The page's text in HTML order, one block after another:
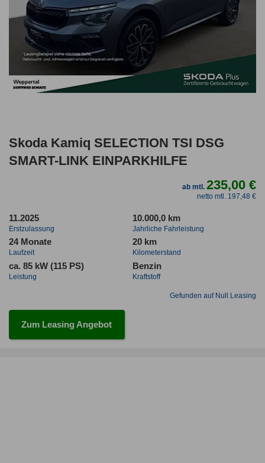
Skoda Kamiq SELECTION TSI DSG
SMART-LINK EINPARKHILFE
ab mtl.235,00 €
netto mtl. 197,48 €
11.2025
Erstzulassung
10.000,0 km
Jahrliche Fahrleistung
24 Monate
Laufzeit
20 km
Kilometerstand
ca. 85 kW (115 PS)
Leistung
Benzin
Kraftstoff
Gefunden auf Null Leasing
Zum Leasing Angebot